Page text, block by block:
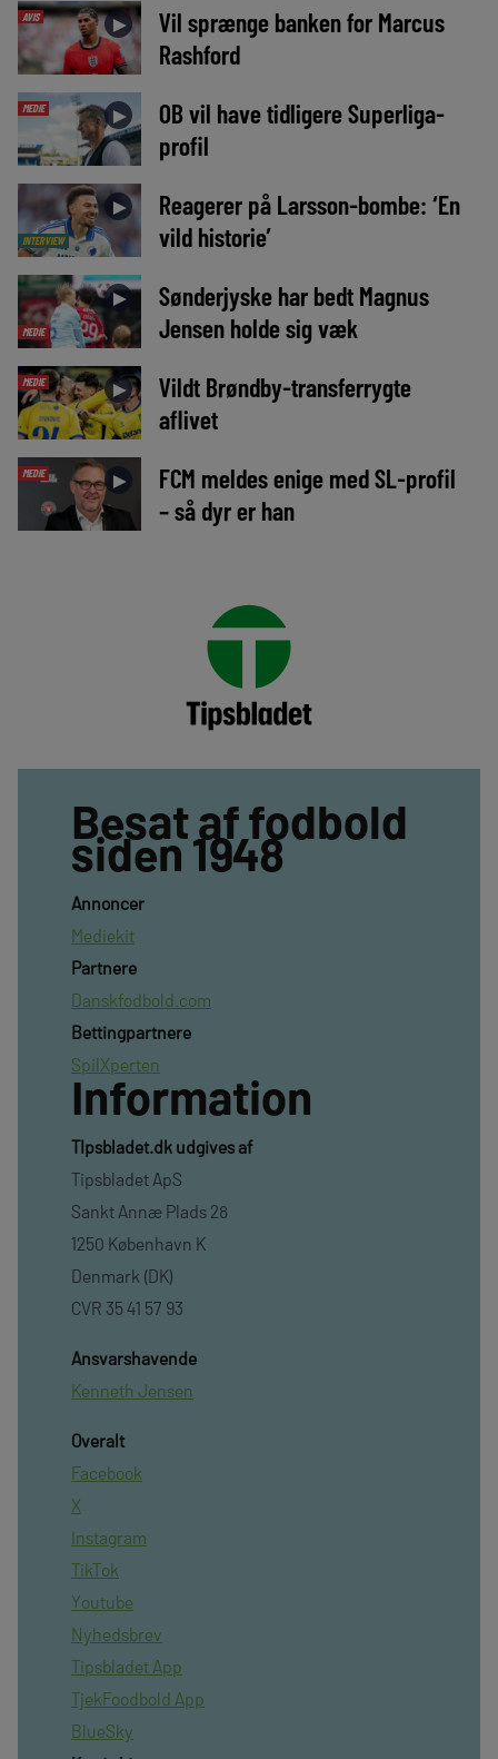
AVIS ►
Vil sprænge banken for Marcus
Rashford
MEDIE ►
OB vil have tidligere Superliga-
profil
INTERVIEW
►
Reagerer på Larsson-bombe: ‘En
vild historie’
MEDIE
►
Sønderjyske har bedt Magnus
Jensen holde sig væk
MEDIE ►
Vildt Brøndby-transferrygte
aflivet
MEDIE ►
FCM meldes enige med SL-profil
– så dyr er han
Besat af fodbold
siden 1948
Annoncer
Mediekit
Partnere
Danskfodbold.com
Bettingpartnere
SpilXperten
Information
TIpsbladet.dk udgives af
Tipsbladet ApS
Sankt Annæ Plads 28
1250 København K
Denmark (DK)
CVR 35 41 57 93
Ansvarshavende
Kenneth Jensen
Overalt
Facebook
X
Instagram
TikTok
Youtube
Nyhedsbrev
Tipsbladet App
TjekFoodbold App
BlueSky